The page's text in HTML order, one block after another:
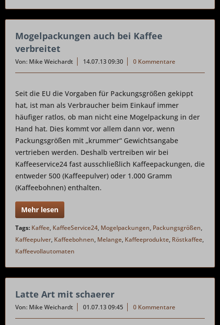
Mogelpackungen auch bei Kaffee
verbreitet
Von: Mike Weichardt 14.07.13 09:30 0 Kommentare
Seit die EU die Vorgaben für Packungsgrößen gekippt
hat, ist man als Verbraucher beim Einkauf immer
häufiger ratlos, ob man nicht eine Mogelpackung in der
Hand hat. Dies kommt vor allem dann vor, wenn
Packungsgrößen mit „krummer“ Gewichtsangabe
vertrieben werden. Deshalb vertreiben wir bei
Kaffeeservice24 fast ausschließlich Kaffeepackungen, die
entweder 500 (Kaffeepulver) oder 1.000 Gramm
(Kaffeebohnen) enthalten.
Mehr lesen
Tags: Kaffee, KaffeeService24, Mogelpackungen, Packungsgrößen,
Kaffeepulver, Kaffeebohnen, Melange, Kaffeeprodukte, Röstkaffee,
Kaffeevollautomaten
Latte Art mit schaerer
Von: Mike Weichardt 01.07.13 09:45 0 Kommentare